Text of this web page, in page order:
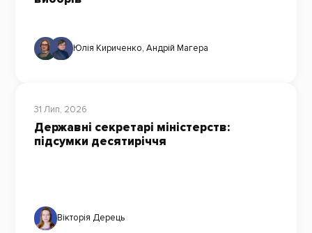
Юлія Кириченко, Андрій Магера
31 Лип, 2026
Державні секретарі міністерств:
підсумки десятиріччя
Вікторія Дерець